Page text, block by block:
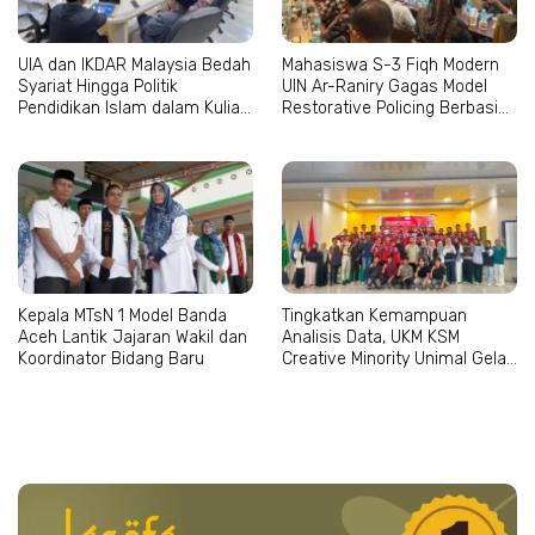
UIA dan IKDAR Malaysia Bedah
Syariat Hingga Politik
Pendidikan Islam dalam Kuliah
Mahasiswa S-3 Fiqh Modern
UIN Ar-Raniry Gagas Model
Restorative Policing Berbasis
Kepala MTsN 1 Model Banda
Aceh Lantik Jajaran Wakil dan
Koordinator Bidang Baru
Tingkatkan Kemampuan
Analisis Data, UKM KSM
Creative Minority Unimal Gelar